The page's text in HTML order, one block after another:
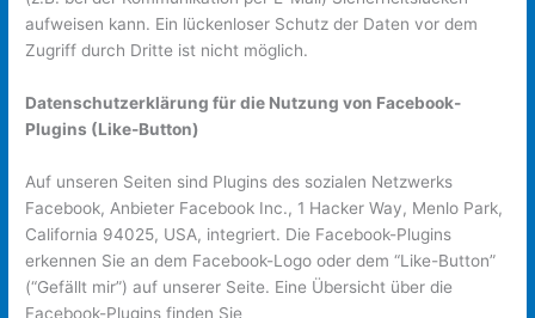
aufweisen kann. Ein lückenloser Schutz der Daten vor dem
Zugriff durch Dritte ist nicht möglich.
Datenschutzerklärung für die Nutzung von Facebook-
Plugins (Like-Button)
Auf unseren Seiten sind Plugins des sozialen Netzwerks
Facebook, Anbieter Facebook Inc., 1 Hacker Way, Menlo Park,
California 94025, USA, integriert. Die Facebook-Plugins
erkennen Sie an dem Facebook-Logo oder dem “Like-Button”
(“Gefällt mir”) auf unserer Seite. Eine Übersicht über die
Facebook-Plugins finden Sie